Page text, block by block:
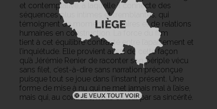
et contemplative, à laquelle il connecte des
séquences plus intimes et tremblantes, qui
témoignent de moments solitaires et de relations
humaines en construction. La force du film
tient à cet équilibre contrasté entre l’apaisement et
l’inquiétude. Elle provient aussi de cette façon
qu’à Jérémie Renier de raconter son périple vécu
sans filet, c’est-à-dire sans narration préconçue
puisque tout se joue dans l’instant présent. Une
forme de mise à nu qui ne met jamais mal à l’aise,
mais qui, au contraire, nous émeut par sa sincérité.